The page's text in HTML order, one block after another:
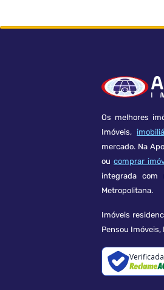
Os melhores
Imóveis,
mercado. Na
oucomprar
integrada
Metropolitana.
Imóveis
Pensou Imóveis,